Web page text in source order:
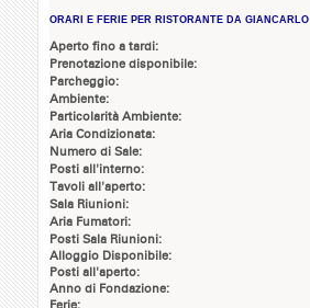
ORARI E FERIE PER RISTORANTE DA GIANCARLO
Aperto fino a tardi:
Prenotazione disponibile:
Parcheggio:
Ambiente:
Particolarità Ambiente:
Aria Condizionata:
Numero di Sale:
Posti all'interno:
Tavoli all'aperto:
Sala Riunioni:
Aria Fumatori:
Posti Sala Riunioni:
Alloggio Disponibile:
Posti all'aperto:
Anno di Fondazione: